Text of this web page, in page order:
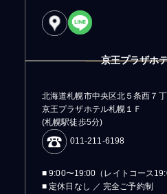
京王プラザホ
北海道札幌市中央区北５条西７丁
京王プラザホテル札幌１Ｆ
(札幌駅徒歩5分)
011-211-6198
■ 9:00〜19:00（レイトコース
■ 定休日なし ／ 完全ご予約制